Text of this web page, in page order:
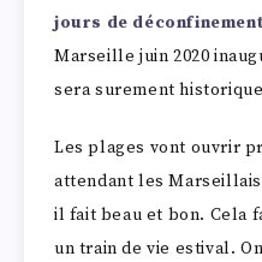
jours de déconfinement
Marseille juin 2020
sera surement
Les plages vont ouvrir
attendant les
il fait beau et bon. Cela
un train de vie estival.